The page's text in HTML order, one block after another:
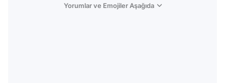
Yorumlar ve Emojiler Aşağıda